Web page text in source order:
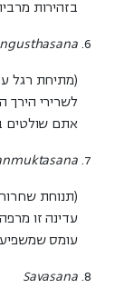
בזהירות
(מתיחת רגל
לשרירי הירך
אתם שולטים
(תנוחת
עדינה זו
עומס
Savasana